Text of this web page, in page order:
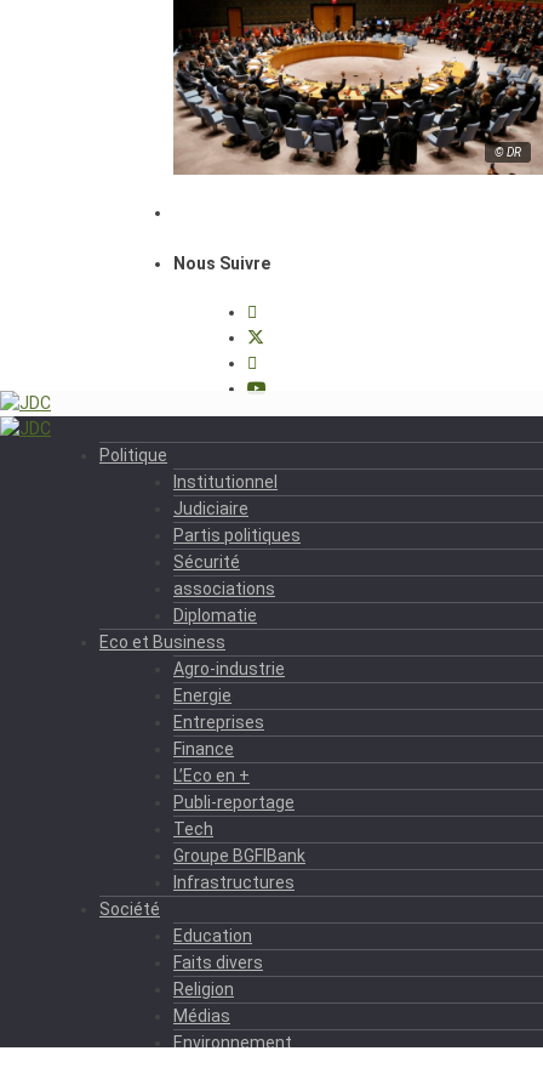
© DR
Nous Suivre
Politique
Institutionnel
Judiciaire
Partis politiques
Sécurité
associations
Diplomatie
Eco et Business
Agro-industrie
Energie
Entreprises
Finance
L’Eco en +
Publi-reportage
Tech
Groupe BGFIBank
Infrastructures
Société
Education
Faits divers
Religion
Médias
Environnement